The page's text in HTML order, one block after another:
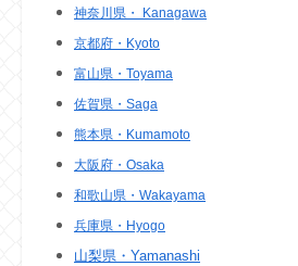
神奈川県・ Kanagawa
京都府・Kyoto
富山県・Toyama
佐賀県・Saga
熊本県・Kumamoto
大阪府・Osaka
和歌山県・Wakayama
兵庫県・Hyogo
山梨県・Yamanashi